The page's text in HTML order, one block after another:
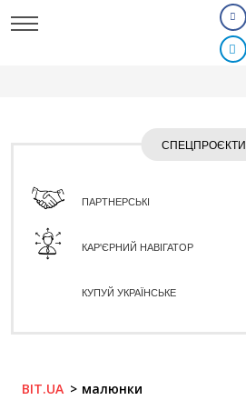
СПЕЦПРОЄКТИ
ПАРТНЕРСЬКІ
КАР'ЄРНИЙ НАВІГАТОР
КУПУЙ УКРАЇНСЬКЕ
BIT.UA малюнки